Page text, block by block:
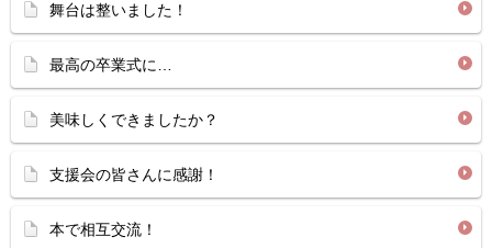
舞台は整いました！
最高の卒業式に…
美味しくできましたか？
支援会の皆さんに感謝！
本で相互交流！